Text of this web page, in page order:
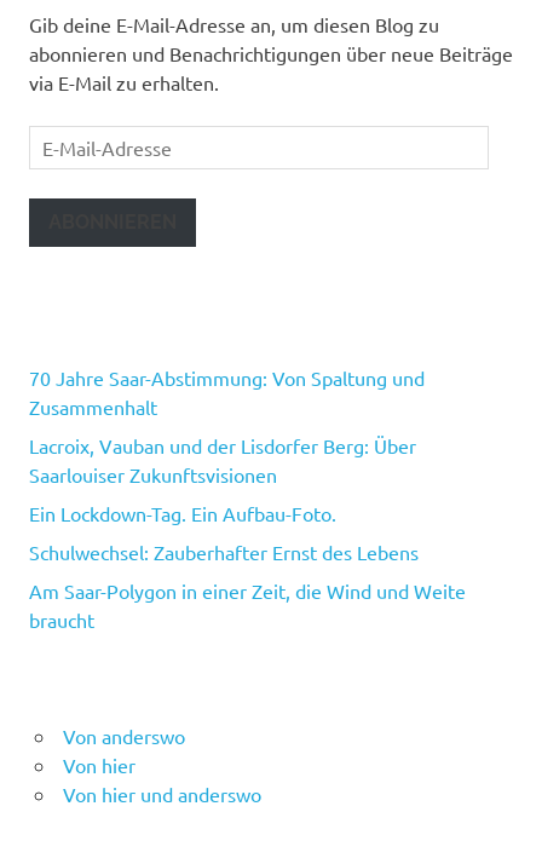
Gib deine E-Mail-Adresse an, um diesen Blog zu
abonnieren und Benachrichtigungen über neue Beiträge
via E-Mail zu erhalten.
E-
Mail-
Adresse
70 Jahre Saar-Abstimmung: Von Spaltung und
Zusammenhalt
Lacroix, Vauban und der Lisdorfer Berg: Über
Saarlouiser Zukunftsvisionen
Ein Lockdown-Tag. Ein Aufbau-Foto.
Schulwechsel: Zauberhafter Ernst des Lebens
Am Saar-Polygon in einer Zeit, die Wind und Weite
braucht
Von anderswo
Von hier
Von hier und anderswo